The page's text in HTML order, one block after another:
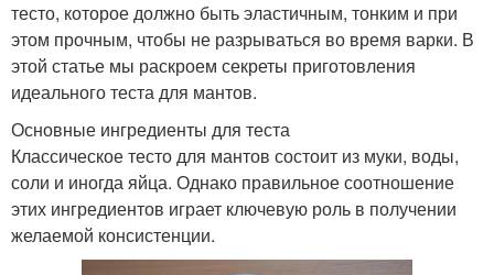
тесто, которое должно быть эластичным, тонким и при
этом прочным, чтобы не разрываться во время варки. В
этой статье мы раскроем секреты приготовления
идеального теста для мантов.
Основные ингредиенты для теста
Классическое тесто для мантов состоит из муки, воды,
соли и иногда яйца. Однако правильное соотношение
этих ингредиентов играет ключевую роль в получении
желаемой консистенции.